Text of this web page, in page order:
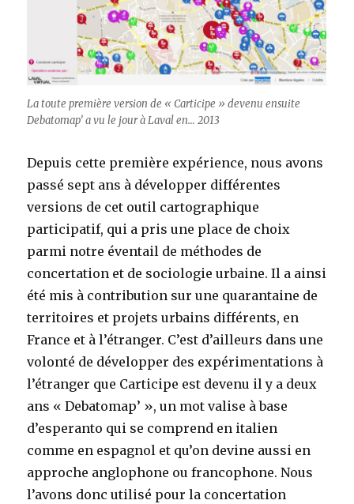
La toute première version de « Carticipe » devenu ensuite
Debatomap’ a vu le jour à Laval en… 2013
Depuis cette première expérience, nous avons
passé sept ans à développer différentes
versions de cet outil cartographique
participatif, qui a pris une place de choix
parmi notre éventail de méthodes de
concertation et de sociologie urbaine. Il a ainsi
été mis à contribution sur une quarantaine de
territoires et projets urbains différents, en
France et à l’étranger. C’est d’ailleurs dans une
volonté de développer des expérimentations à
l’étranger que Carticipe est devenu il y a deux
ans « Debatomap’ », un mot valise à base
d’esperanto qui se comprend en italien
comme en espagnol et qu’on devine aussi en
approche anglophone ou francophone. Nous
l’avons donc utilisé pour la concertation